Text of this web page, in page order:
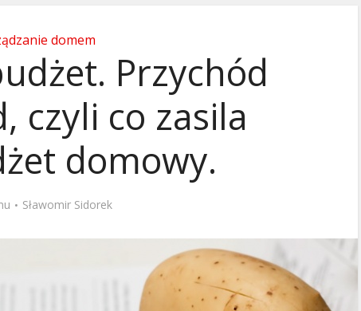
domem
Przychód
czyli co zasila
domowy.
Sławomir Sidorek
Ty – 29 grudnia
Radziszewski
Ewangelia i Ty – 27 grudnia